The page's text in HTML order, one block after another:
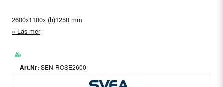
2600x1100x (h)1250 mm
Läs mer
SEN-ROSE2600